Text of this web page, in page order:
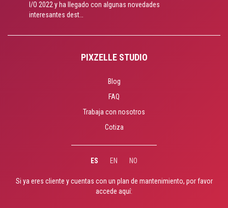
I/O 2022 y ha llegado con algunas novedades
interesantes dest…
PIXZELLE STUDIO
Blog
FAQ
Trabaja con nosotros
Cotiza
ES EN NO
Si ya eres cliente y cuentas con un plan de mantenimiento, por favor
accede aquí: